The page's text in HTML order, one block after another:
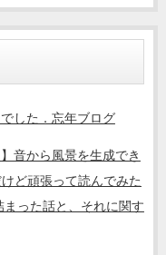
した．忘年ブログ
音から風景を生成でき
ど頑張って読んでみた
った話と、それに関す